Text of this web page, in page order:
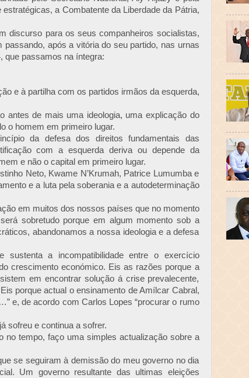
a Combatente da Liberdade da Pátria,
discurso para os seus companheiros socialistas,
após a vitória do seu partido, nas urnas
que passamos na íntegra:
e à partilha com os partidos irmãos da esquerda,
antes de mais uma ideologia, uma explicação do
o homem em primeiro lugar.
da defesa dos direitos fundamentais das
com a esquerda deriva ou depende da
e não o capital em primeiro lugar.
Neto, Kwame N’Krumah, Patrice Lumumba e
e a luta pela soberania e a autodeterminação
em muitos dos nossos países que no momento
sobretudo porque em algum momento sob a
abandonamos a nossa ideologia e a defesa
a incompatibilidade entre o exercício
crescimento económico. Eis as razões porque a
em encontrar solução á crise prevalecente,
porque actual o ensinamento de Amílcar Cabral,
e, de acordo com Carlos Lopes “procurar o rumo
sofreu e continua a sofrer.
no tempo, faço uma simples actualização sobre a
se seguiram à demissão do meu governo no dia
Um governo resultante das ultimas eleições